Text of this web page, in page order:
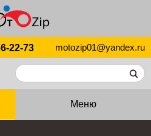
22-73 motozip01@yandex.ru
Меню